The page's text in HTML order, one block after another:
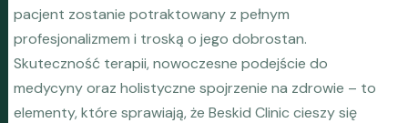
pacjent zostanie potraktowany z pełnym
profesjonalizmem i troską o jego dobrostan.
Skuteczność terapii, nowoczesne podejście do
medycyny oraz holistyczne spojrzenie na zdrowie – to
elementy, które sprawiają, że Beskid Clinic cieszy się